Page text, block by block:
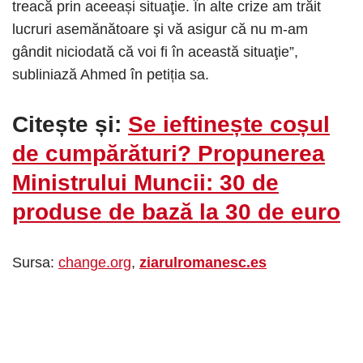
treacă prin aceeași situaţie. În alte crize am trăit
lucruri asemănătoare şi vă asigur că nu m-am
gândit niciodată că voi fi în această situaţie”,
subliniază Ahmed în petiția sa.
Citește și: Se ieftinește coșul
de cumpărături? Propunerea
Ministrului Muncii: 30 de
produse de bază la 30 de euro
Sursa: change.org, ziarulromanesc.es